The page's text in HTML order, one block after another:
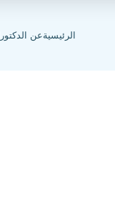
الرئيسيةعن الدكتور